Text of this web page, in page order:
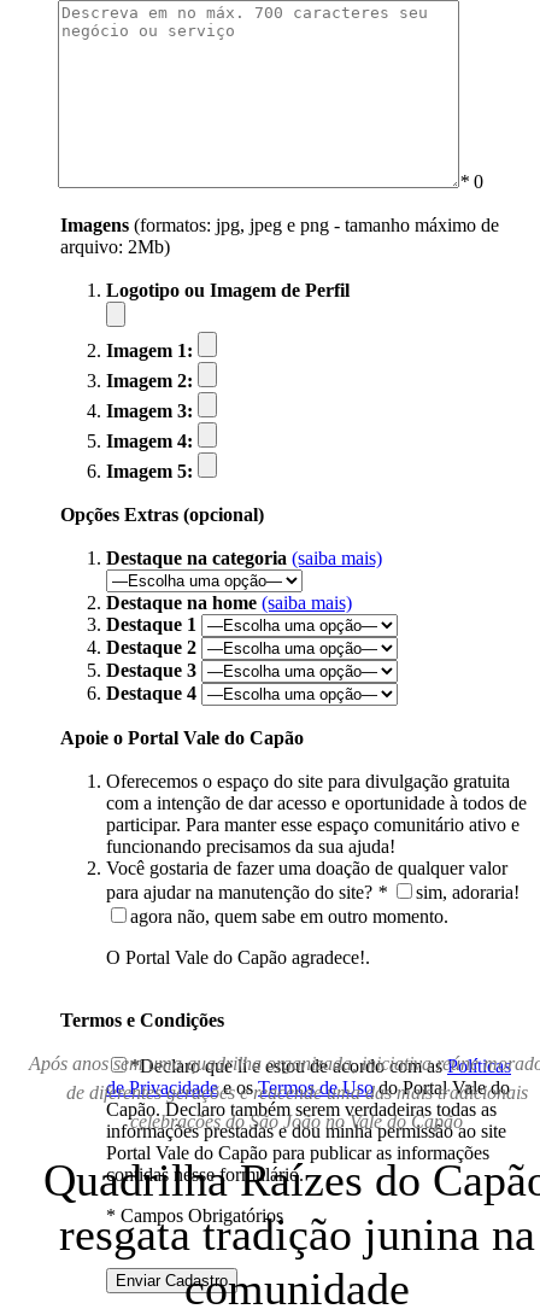
Após anos sem uma quadrilha organizada, iniciativa reúne
de diferentes gerações e reacende uma das mais tradicionais
celebrações do São João no Vale do Capão
Quadrilha Raízes do
resgata tradição junina na
comunidade
* 0
Imagens (formatos: jpg, jpeg e png - tamanho máximo de
arquivo: 2Mb)
Logotipo ou Imagem de Perfil
Imagem 1:
Imagem 2:
Imagem 3:
Imagem 4:
Imagem 5:
Opções Extras (opcional)
Destaque na categoria (saiba mais)
Destaque na home (saiba mais)
Destaque 1
Destaque 2
Destaque 3
Destaque 4
Apoie o Portal Vale do Capão
Oferecemos o espaço do site para divulgação gratuita
com a intenção de dar acesso e oportunidade à todos de
participar. Para manter esse espaço comunitário ativo e
funcionando precisamos da sua ajuda!
Você gostaria de fazer uma doação de qualquer valor
para ajudar na manutenção do site? *
sim, adoraria!
agora não, quem sabe em outro momento.
O Portal Vale do Capão agradece!.
Termos e Condições
*Declaro que li e estou de acordo com asPolíticas
de Privacidadee osTermos de Usodo Portal Vale do
Capão. Declaro também serem verdadeiras todas as
informações prestadas e dou minha permissão ao site
Portal Vale do Capão para publicar as informações
contidas nesse formulário.
* Campos Obrigatórios